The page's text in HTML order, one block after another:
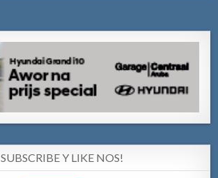
SUBSCRIBE Y LIKE NOS!